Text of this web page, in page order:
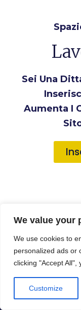
We value your
We use cookies to
personalized ads or
clicking "Accept All",
Customize
Sei Una
Aumenta I
Propone
Settore, Per